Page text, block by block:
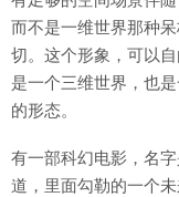
而不是一维世界那种
切。这个形象，可以
是一个三维世界，也
的形态。
有一部科幻电影，名
道，里面勾勒的一个